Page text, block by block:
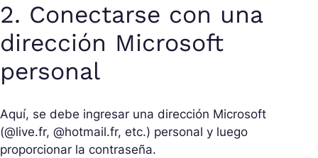
2. Conectarse con una
dirección Microsoft
personal
Aquí, se debe ingresar una dirección Microsoft
(@live.fr, @hotmail.fr, etc.) personal y luego
proporcionar la contraseña.